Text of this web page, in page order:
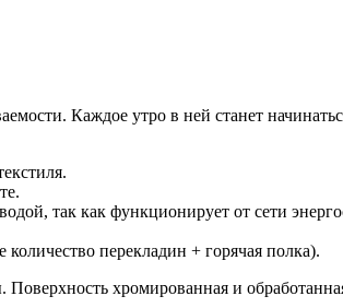
Каждое утро в ней станет
так как функционирует от сети
перекладин + горячая полка).
хромированная и